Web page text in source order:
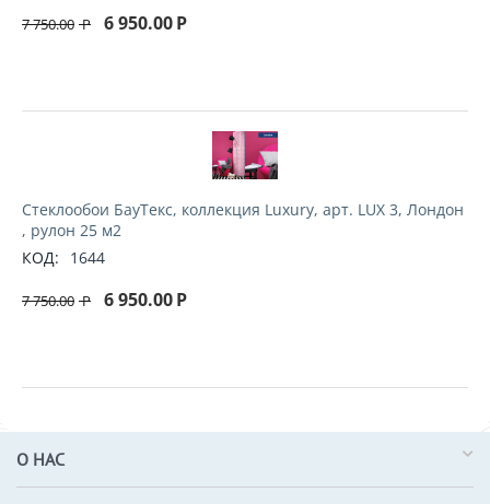
7 750.00 Р 6 950.00Р
Стеклообои БауТекс, коллекция Luxury, арт. LUX 3, Лондон
, рулон 25 м2
КОД:
1644
7 750.00 Р 6 950.00Р
О НАС